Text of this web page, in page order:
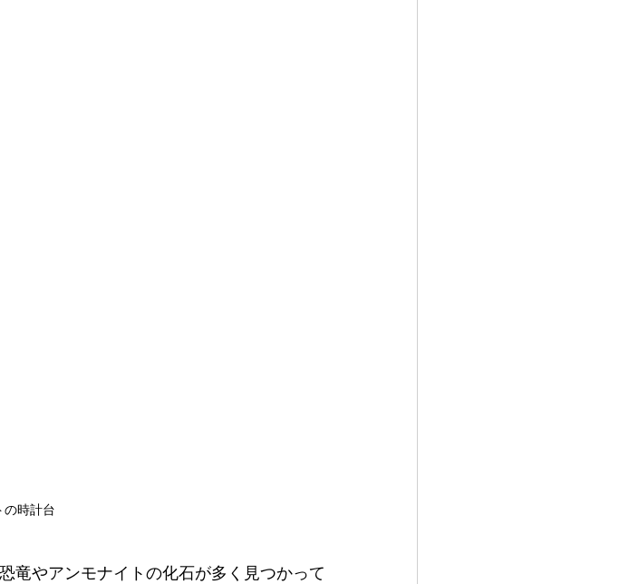
の時計台
竜やアンモナイトの化石が多く見つかって